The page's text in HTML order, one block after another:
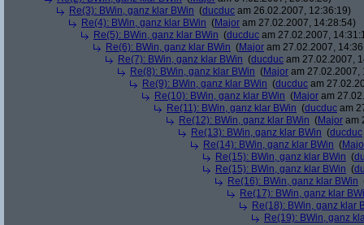
Re(3): BWin, ganz klar BWin (ducduc am 26.02.2007, 12:36:19)
Re(4): BWin, ganz klar BWin (Major am 27.02.2007, 14:28:54)
Re(5): BWin, ganz klar BWin (ducduc am 27.02.2007,
Re(6): BWin, ganz klar BWin (Major am 27.02.2007,
Re(7): BWin, ganz klar BWin (ducduc am 27.02.2007,
Re(8): BWin, ganz klar BWin (Major am 27.02.2007,
Re(9): BWin, ganz klar BWin (ducduc am
Re(10): BWin, ganz klar BWin (Major am
Re(11): BWin, ganz klar BWin (ducduc am
Re(12): BWin, ganz klar BWin (Major am
Re(13): BWin, ganz klar BWin (ducduc
Re(14): BWin, ganz klar BWin (
Re(15): BWin, ganz klar BWin (
Re(15): BWin, ganz klar BWin (
Re(16): BWin, ganz klar BWin
Re(17): BWin, ganz klar
Re(18): BWin, ganz klar
Re(19): BWin, ganz